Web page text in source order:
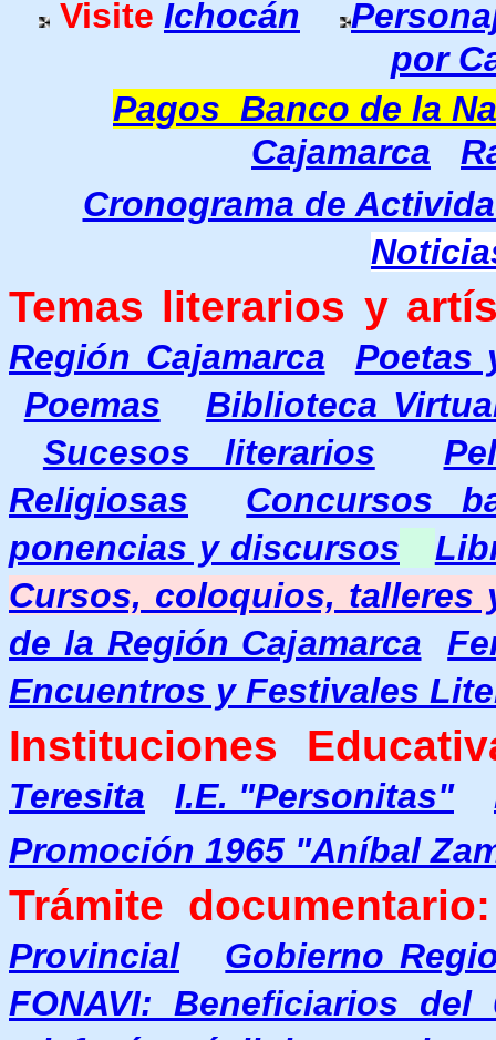
Visite Ichocán
por
Pagos Banco de la
Cajamarca
R
Cronograma de
Temas literarios y
Región Cajamarca
Poetas
Poemas
Biblioteca
Sucesos literarios
Religiosas
Concursos
ponencias y discursos
Cursos, coloquios, talleres
de la Región Cajamarca
Encuentros y Festivales
Instituciones
Teresita I.E. "Personitas"
Promoción 1965 "Aníbal
Trámite documentario:
Provincial
Gobierno
FONAVI: Beneficiarios del